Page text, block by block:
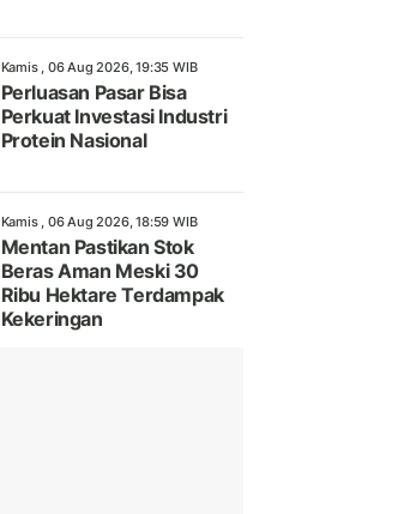
Kamis , 06 Aug 2026, 19:35 WIB
Perluasan Pasar Bisa
Perkuat Investasi Industri
Protein Nasional
Kamis , 06 Aug 2026, 18:59 WIB
Mentan Pastikan Stok
Beras Aman Meski 30
Ribu Hektare Terdampak
Kekeringan